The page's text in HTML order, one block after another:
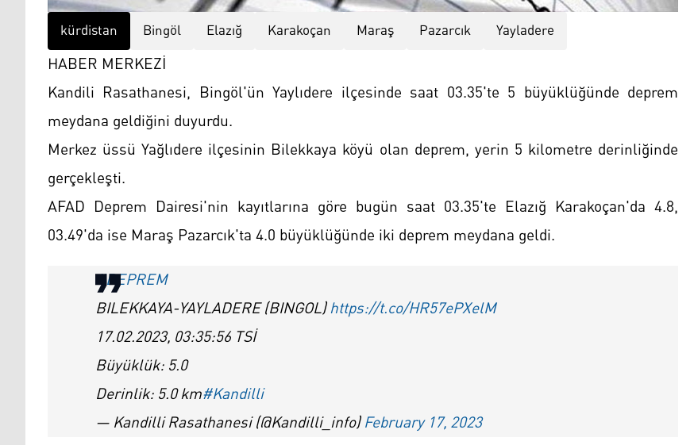
kürdistan Bingöl Elazığ Karakoçan Maraş Pazarcık Yayladere
HABER MERKEZİ
Kandili Rasathanesi, Bingöl'ün Yaylıdere ilçesinde saat 03.35'te 5 büyüklüğünde deprem
meydana geldiğini duyurdu.
Merkez üssü Yağlıdere ilçesinin Bilekkaya köyü olan deprem, yerin 5 kilometre derinliğinde
gerçekleşti.
AFAD Deprem Dairesi'nin kayıtlarına göre bugün saat 03.35'te Elazığ Karakoçan'da 4.8,
03.49'da ise Maraş Pazarcık'ta 4.0 büyüklüğünde iki deprem meydana geldi.
#DEPREM
BILEKKAYA-YAYLADERE (BINGOL)https://t.co/HR57ePXelM
17.02.2023, 03:35:56 TSİ
Büyüklük: 5.0
Derinlik: 5.0 km#Kandilli
— Kandilli Rasathanesi (@Kandilli_info)February 17, 2023